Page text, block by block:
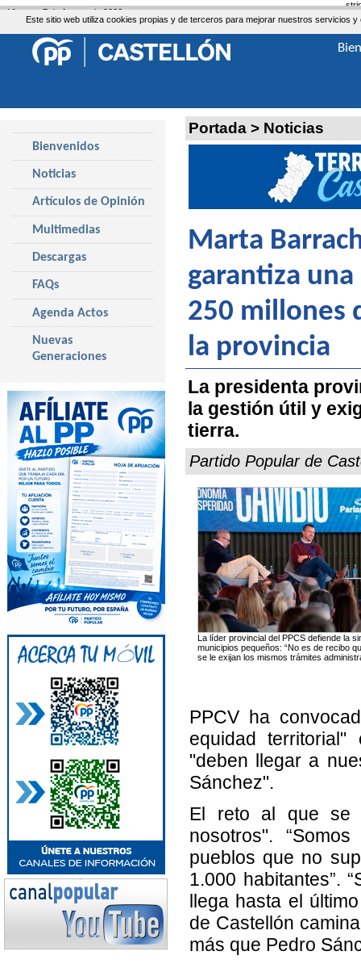
Este sitio web utiliza cookies propias y de terceros para mejorar nuestros servicios
Portada > Noticias
Marta
garantiza
250 millones
la provincia
La presidenta
la gestión útil y
tierra.
Partido Popular de
La líder provincial del PPCS defiende la
municipios pequeños: “No es de recibo
se le exijan los mismos trámites
PPCV ha
equidad
"deben llegar a
Sánchez".
El reto al que se
nosotros".
pueblos que no
1.000 habitantes”.
llega hasta el
de Castellón
más que Pedro
Bienvenidos
Noticias
Artículos de Opinión
Multimedias
Descargas
FAQs
Agenda Actos
Nuevas
Generaciones
Viernes, 7 de Agosto de 2026